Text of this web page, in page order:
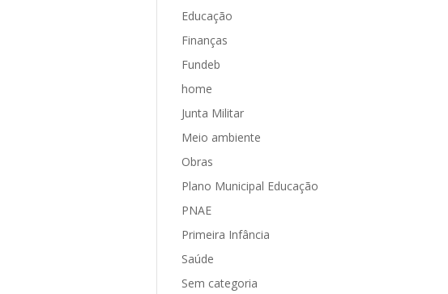
Educação
Finanças
Fundeb
home
Junta Militar
Meio ambiente
Obras
Plano Municipal Educação
PNAE
Primeira Infância
Saúde
Sem categoria